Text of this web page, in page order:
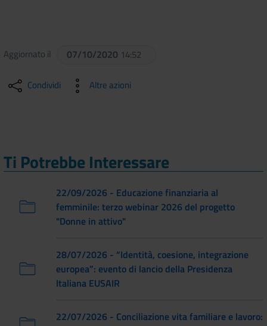
Aggiornato il 07/10/2020 14:52
Condividi Altre azioni
Ti Potrebbe Interessare
22/09/2026 - Educazione finanziaria al
femminile: terzo webinar 2026 del progetto
"Donne in attivo"
28/07/2026 - “Identità, coesione, integrazione
europea”: evento di lancio della Presidenza
Italiana EUSAIR
22/07/2026 - Conciliazione vita familiare e lavoro: